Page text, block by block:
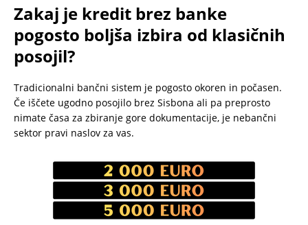
Zakaj je kredit brez banke
pogosto boljša izbira od klasičnih
posojil?
Tradicionalni bančni sistem je pogosto okoren in počasen.
Če iščete ugodno posojilo brez Sisbona ali pa preprosto
nimate časa za zbiranje gore dokumentacije, je nebančni
sektor pravi naslov za vas.